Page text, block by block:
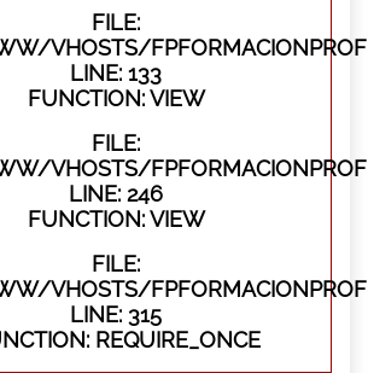
FILE:
VHOSTS/
LINE: 133
FUNCTION: VIEW
FILE:
VHOSTS/
LINE: 246
FUNCTION: VIEW
FILE:
VHOSTS/
LINE: 315
REQUIRE_ONCE